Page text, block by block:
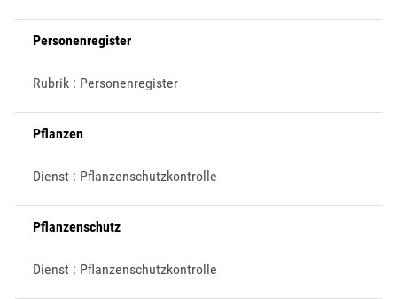
Personenregister
Rubrik : Personenregister
Pflanzen
Dienst : Pflanzenschutzkontrolle
Pflanzenschutz
Dienst : Pflanzenschutzkontrolle